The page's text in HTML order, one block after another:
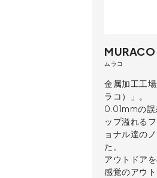
MURACO
ムラコ
金属加工工
ラコ）」。
0.01mmの誤
ップ溢れる
ョナル達の
た。
アウトドア
感覚のアウ